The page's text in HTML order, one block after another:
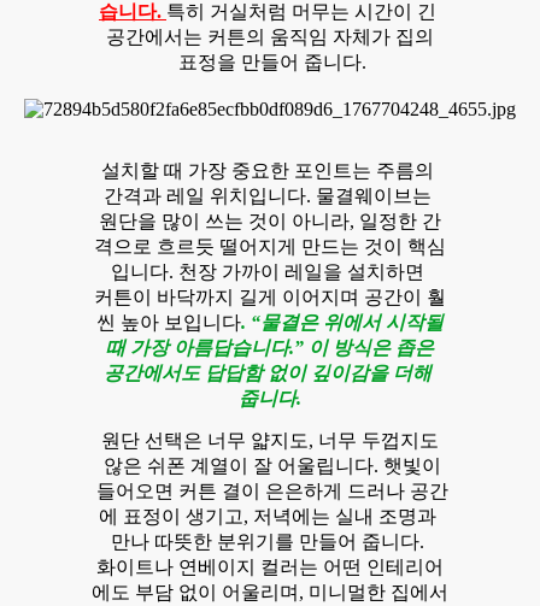
습니다. 특히 거실처럼 머무는 시간이 긴
공간에서는 커튼의 움직임 자체가 집의
표정을 만들어 줍니다.
설치할 때 가장 중요한 포인트는 주름의
간격과 레일 위치입니다. 물결웨이브는
원단을 많이 쓰는 것이 아니라, 일정한 간
격으로 흐르듯 떨어지게 만드는 것이 핵심
입니다. 천장 가까이 레일을 설치하면
커튼이 바닥까지 길게 이어지며 공간이 훨
씬 높아 보입니다. “물결은 위에서 시작될
때 가장 아름답습니다.” 이 방식은 좁은
공간에서도 답답함 없이 깊이감을 더해
줍니다.
원단 선택은 너무 얇지도, 너무 두껍지도
않은 쉬폰 계열이 잘 어울립니다. 햇빛이
들어오면 커튼 결이 은은하게 드러나 공간
에 표정이 생기고, 저녁에는 실내 조명과
만나 따뜻한 분위기를 만들어 줍니다.
화이트나 연베이지 컬러는 어떤 인테리어
에도 부담 없이 어울리며, 미니멀한 집에서